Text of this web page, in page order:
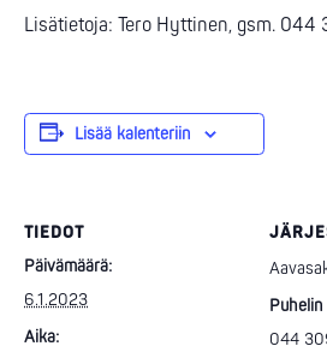
Lisätietoja: Tero Hyttinen, gsm.
Lisää kalenteriin
TIEDOT
Päivämäärä:
6.1.2023
Aika:
Puhelin
044